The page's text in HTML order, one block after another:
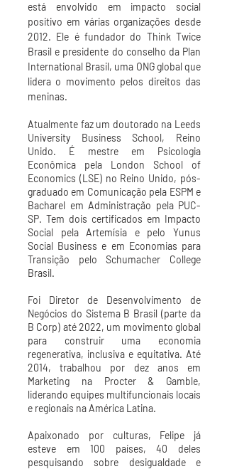
está envolvido em impacto social
positivo em várias organizações desde
2012. Ele é fundadordo Think Twice
Brasil e presidente do conselho da Plan
International Brasil, uma ONG global que
lidera o movimento pelos direitos das
meninas.
Atualmente faz um doutorado na Leeds
University Business School, Reino
Unido. É mestre em Psicologia
Econômica pela London School of
Economics (LSE) no Reino Unido, pós-
graduado em Comunicação pela ESPM e
Bacharel em Administração pela PUC-
SP. Tem dois certificados em Impacto
Social pela Artemísia e pelo Yunus
Social Business e em Economias para
Transição pelo Schumacher College
Brasil.
Foi Diretor de Desenvolvimento de
Negócios do Sistema B Brasil (parte da
B Corp) até 2022, um movimento global
para construir uma economia
regenerativa, inclusiva e equitativa. Até
2014, trabalhou por dez anos em
Marketing na Procter & Gamble,
liderando equipes multifuncionais locais
e regionais na América Latina.
Apaixonado por culturas, Felipe já
esteve em 100 países, 40 deles
pesquisando sobre desigualdade e